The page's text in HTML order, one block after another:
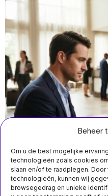
Beheer
Om u de best mogelijke
technologieën zoals cookies
slaan en/of te raadplegen.
technologieën, kunnen wij
browsegedrag en unieke
augustus 7 15:55
Microsoft meldt